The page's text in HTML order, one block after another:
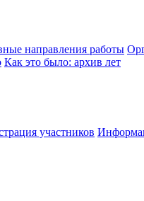
направления работы
Как это было: архив лет
участников